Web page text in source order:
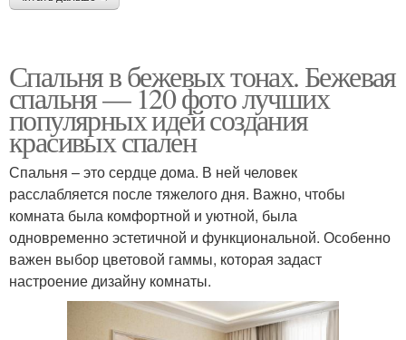
Спальня в бежевых тонах. Бежевая
спальня — 120 фото лучших
популярных идей создания
красивых спален
Спальня – это сердце дома. В ней человек
расслабляется после тяжелого дня. Важно, чтобы
комната была комфортной и уютной, была
одновременно эстетичной и функциональной. Особенно
важен выбор цветовой гаммы, которая задаст
настроение дизайну комнаты.